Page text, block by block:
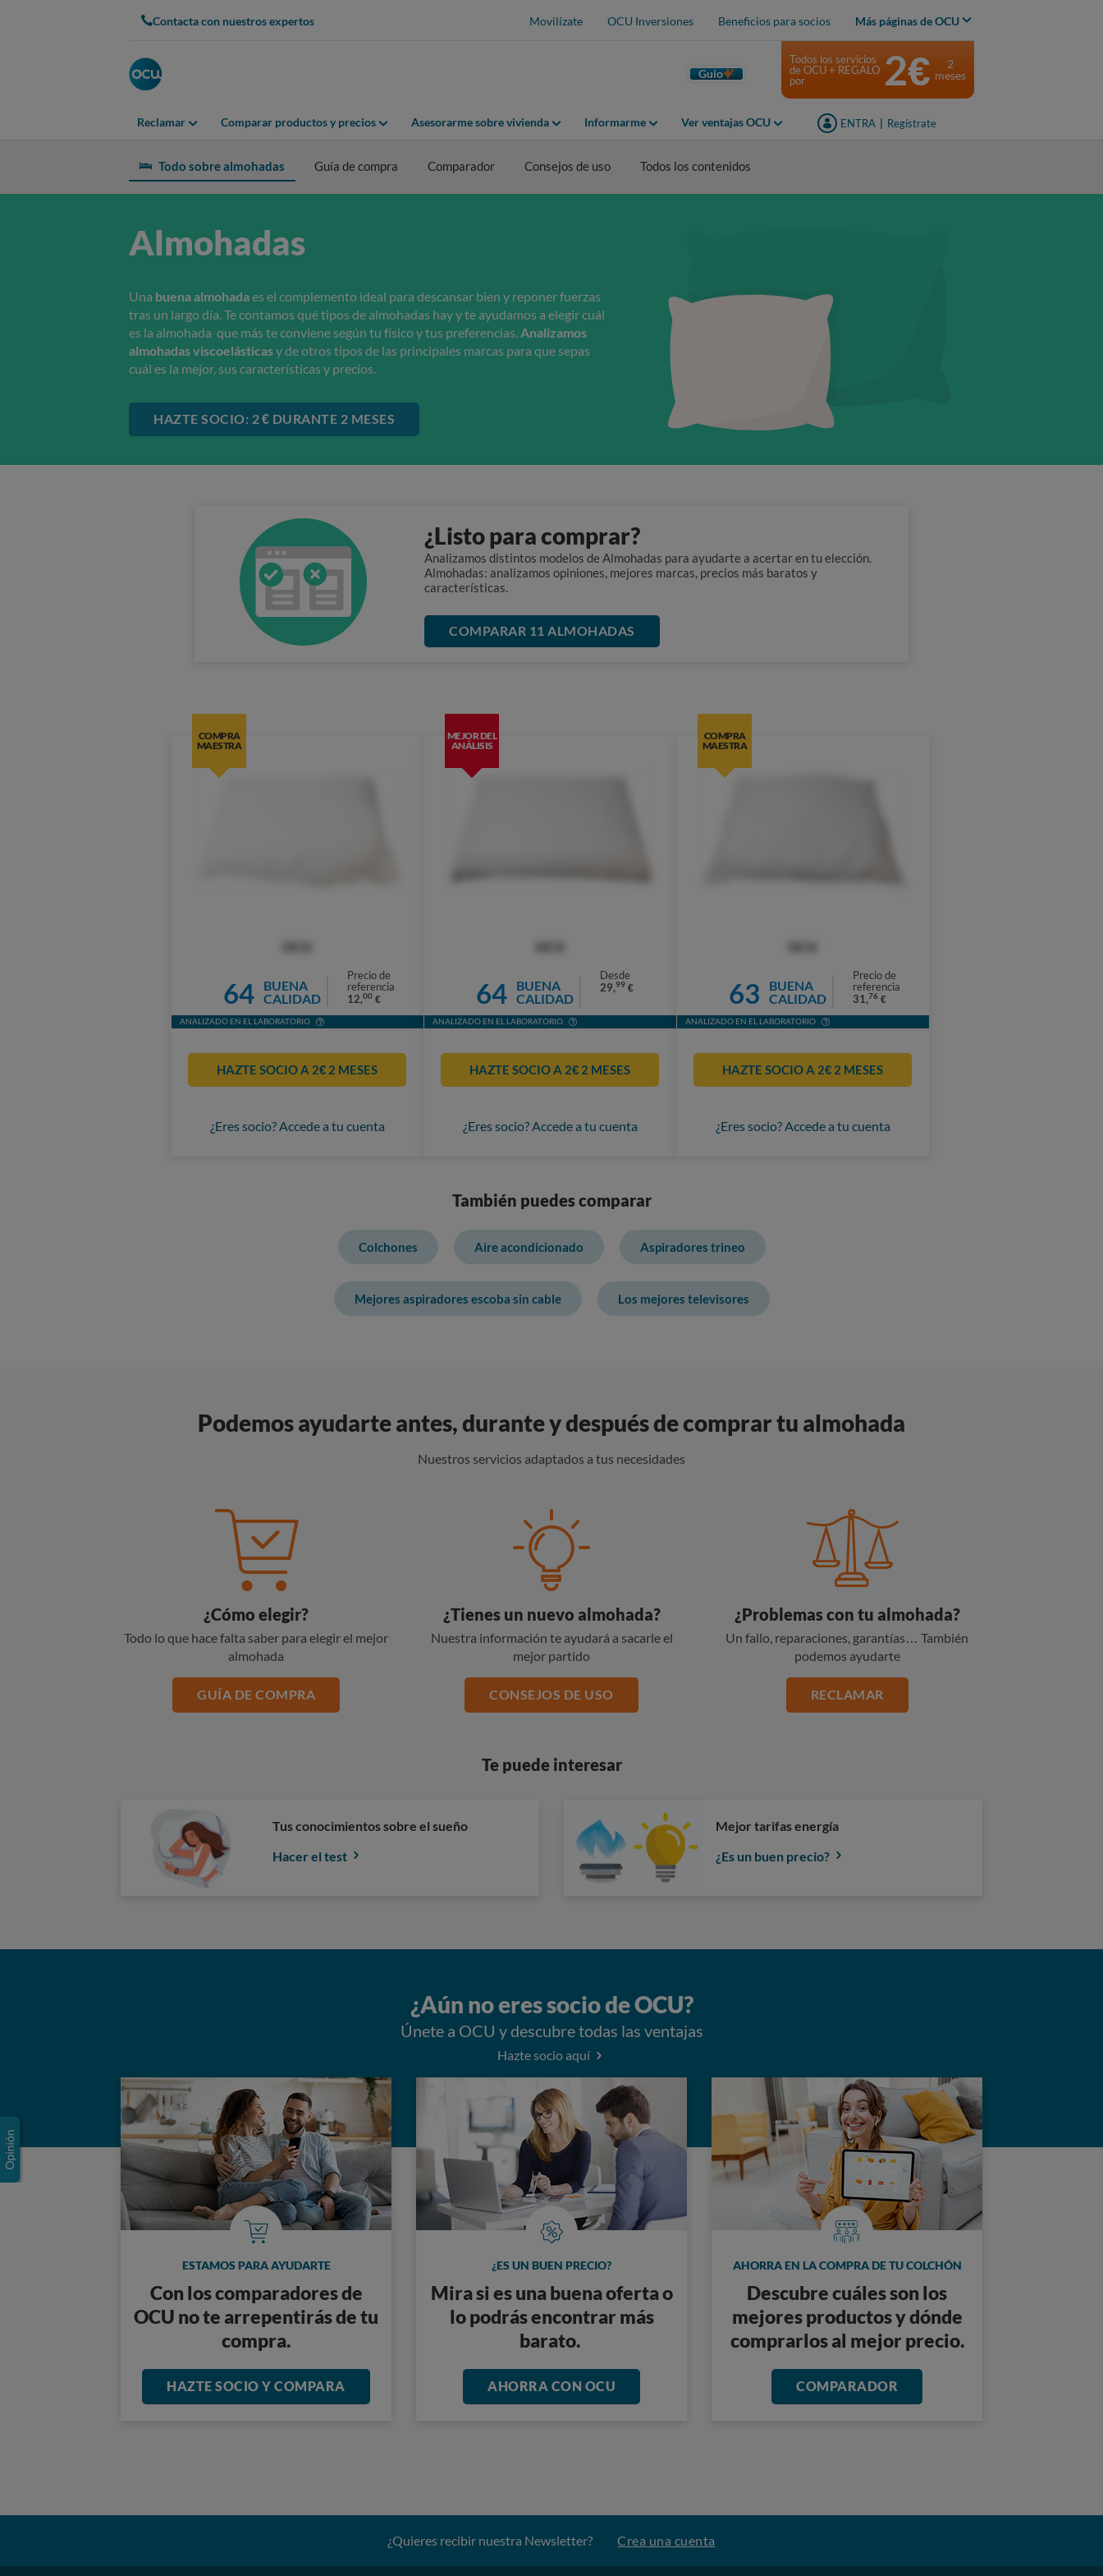
Contacta con nuestros expertos Movilízate OCU Inversiones Beneficios para socios Más páginas de OCU
Guio
Reclamar Comparar productos y precios Asesorarme sobre vivienda Informarme Ver ventajas OCU ENTRA Regístrate
Todos los servicios
de OCU + REGALO
por
2€
2
meses
Todo sobre almohadas Guía de compra Comparador Consejos de uso Todos los contenidos
Almohadas
Una buena almohadaes el complemento ideal para descansar bien y reponer fuerzas
tras un largo día. Te contamos qué tipos de almohadas hay y te ayudamos a elegir cuál
es la almohada que más te conviene según tu físico y tus preferencias.Analizamos
almohadas viscoelásticasy de otros tipos de las principales marcas para que sepas
cuál es la mejor, sus características y precios.
HAZTE SOCIO: 2 € DURANTE 2 MESES
¿Listo para comprar?
Analizamos distintos modelos de Almohadas para ayudarte a acertar en tu elección.
Almohadas: analizamos opiniones, mejores marcas, precios más baratos y
características.
COMPARAR 11 ALMOHADAS
COMPRA
MAESTRA
64
BUENA
CALIDAD
Precio de
referencia
12,00 €
ANALIZADO EN EL LABORATORIO
HAZTE SOCIO A 2€ 2 MESES
¿Eres socio? Accede a tu cuenta
MEJOR DEL
ANÁLISIS
64
BUENA
CALIDAD
Desde
29,99 €
ANALIZADO EN EL LABORATORIO
HAZTE SOCIO A 2€ 2 MESES
¿Eres socio? Accede a tu cuenta
COMPRA
MAESTRA
63
BUENA
CALIDAD
Precio de
referencia
31,76 €
ANALIZADO EN EL LABORATORIO
HAZTE SOCIO A 2€ 2 MESES
¿Eres socio? Accede a tu cuenta
También puedes comparar
Colchones Aire acondicionado Aspiradores trineo
Mejores aspiradores escoba sin cable Los mejores televisores
Podemos ayudarte antes, durante y después de comprar tu almohada
Nuestros servicios adaptados a tus necesidades
¿Cómo elegir?
Todo lo que hace falta saber para elegir el mejor
almohada
GUÍA DE COMPRA
¿Tienes un nuevo almohada?
Nuestra información te ayudará a sacarle el
mejor partido
CONSEJOS DE USO
¿Problemas con tu almohada?
Un fallo, reparaciones, garantías… También
podemos ayudarte
RECLAMAR
Te puede interesar
Tus conocimientos sobre el sueño
Hacer el test
Mejor tarifas energía
¿Es un buen precio?
¿Aún no eres socio de OCU?
Únete a OCU y descubre todas las ventajas
Hazte socio aquí
ESTAMOS PARA AYUDARTE
Con los comparadores de
OCU no te arrepentirás de tu
compra.
HAZTE SOCIO Y COMPARA
¿ES UN BUEN PRECIO?
Mira si es una buena oferta o
lo podrás encontrar más
barato.
AHORRA CON OCU
AHORRA EN LA COMPRA DE TU COLCHÓN
Descubre cuáles son los
mejores productos y dónde
comprarlos al mejor precio.
COMPARADOR
¿Quieres recibir nuestra Newsletter? Crea una cuenta